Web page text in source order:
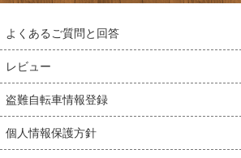
よくあるご質問と回答
レビュー
盗難自転車情報登録
個人情報保護方針